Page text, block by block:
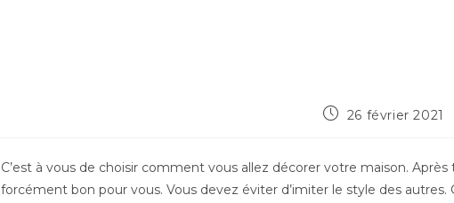
Publication
26 février 2021
C’est à vous de choisir comment vous allez décorer votre maison.
forcément bon pour vous. Vous devez éviter d’imiter le style des autres.